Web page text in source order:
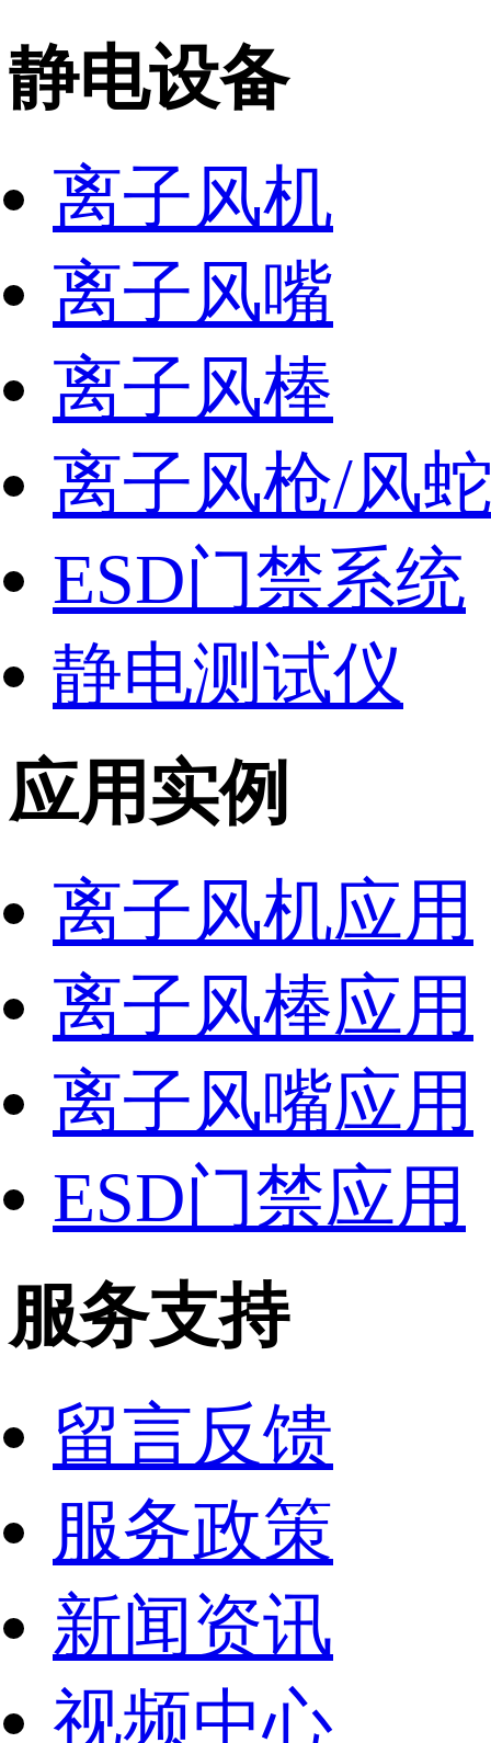
静电设备
离子风机
离子风嘴
离子风棒
离子风枪/风
ESD门禁系统
静电测试仪
应用实例
离子风机应用
离子风棒应用
离子风嘴应用
ESD门禁应用
服务支持
留言反馈
服务政策
新闻资讯
视频中心